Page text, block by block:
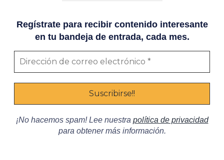
Regístrate para recibir contenido interesante
en tu bandeja de entrada, cada mes.
¡No hacemos spam! Lee nuestra política de privacidad
para obtener más información.